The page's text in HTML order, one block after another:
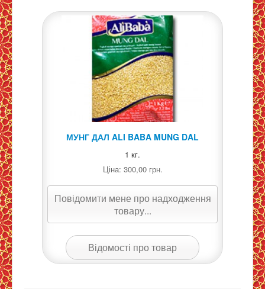
МУНГ ДАЛ ALI BABA MUNG DAL
1 кг.
Ціна: 300,00 грн.
Повідомити мене про надходження
товару...
Відомості про товар